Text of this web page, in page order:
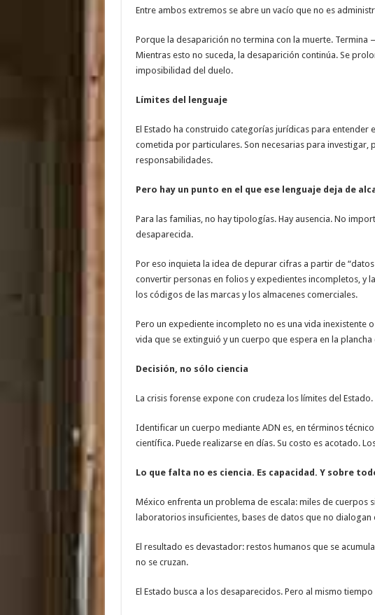
Entre ambos extremos se abre un vacío que no es
Porque la desaparición no termina con la muerte.
Mientras esto no suceda, la desaparición continúa. Se
imposibilidad del duelo.
Límites del lenguaje
El Estado ha construido categorías jurídicas para
cometida por particulares. Son necesarias para investigar,
responsabilidades.
Pero hay un punto en el que ese lenguaje deja de
Para las familias, no hay tipologías. Hay ausencia. No
desaparecida.
Por eso inquieta la idea de depurar cifras a partir de
convertir personas en folios y expedientes incompletos, y
los códigos de las marcas y los almacenes comerciales.
Pero un expediente incompleto no es una vida inexistente
vida que se extinguió y un cuerpo que espera en la
Decisión, no sólo ciencia
La crisis forense expone con crudeza los límites del Estado.
Identificar un cuerpo mediante ADN es, en términos
científica. Puede realizarse en días. Su costo es acotado.
Lo que falta no es ciencia. Es capacidad. Y sobre
México enfrenta un problema de escala: miles de cuerpos
laboratorios insuficientes, bases de datos que no dialogan
El resultado es devastador: restos humanos que se
no se cruzan.
El Estado busca a los desaparecidos. Pero al mismo